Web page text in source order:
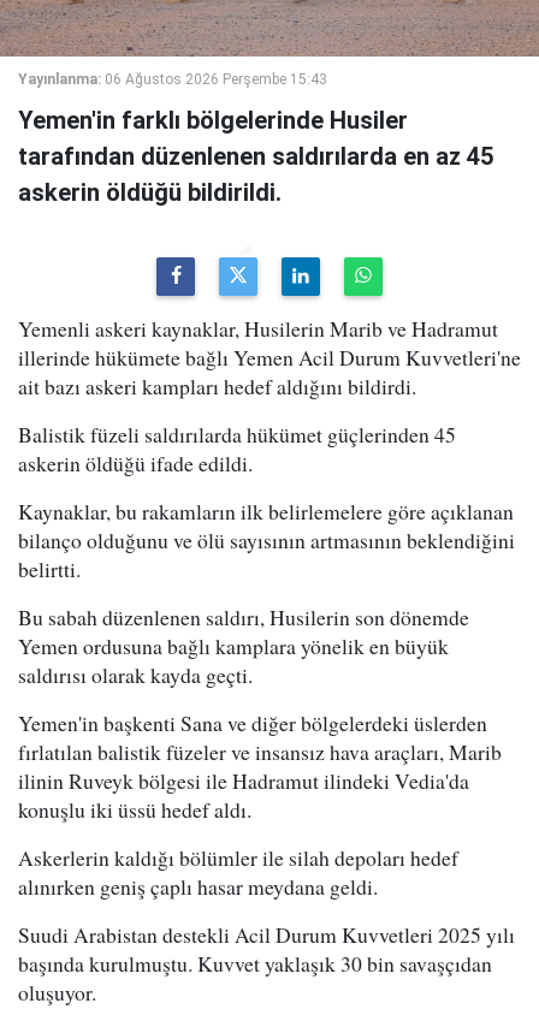
Yayınlanma: 06 Ağustos 2026 Perşembe 15:43
Yemen'in farklı bölgelerinde Husiler
tarafından düzenlenen saldırılarda en az 45
askerin öldüğü bildirildi.
Yemenli askeri kaynaklar, Husilerin Marib ve Hadramut
illerinde hükümete bağlı Yemen Acil Durum Kuvvetleri'ne
ait bazı askeri kampları hedef aldığını bildirdi.
Balistik füzeli saldırılarda hükümet güçlerinden 45
askerin öldüğü ifade edildi.
Kaynaklar, bu rakamların ilk belirlemelere göre açıklanan
bilanço olduğunu ve ölü sayısının artmasının beklendiğini
belirtti.
Bu sabah düzenlenen saldırı, Husilerin son dönemde
Yemen ordusuna bağlı kamplara yönelik en büyük
saldırısı olarak kayda geçti.
Yemen'in başkenti Sana ve diğer bölgelerdeki üslerden
fırlatılan balistik füzeler ve insansız hava araçları, Marib
ilinin Ruveyk bölgesi ile Hadramut ilindeki Vedia'da
konuşlu iki üssü hedef aldı.
Askerlerin kaldığı bölümler ile silah depoları hedef
alınırken geniş çaplı hasar meydana geldi.
Suudi Arabistan destekli Acil Durum Kuvvetleri 2025 yılı
başında kurulmuştu. Kuvvet yaklaşık 30 bin savaşçıdan
oluşuyor.